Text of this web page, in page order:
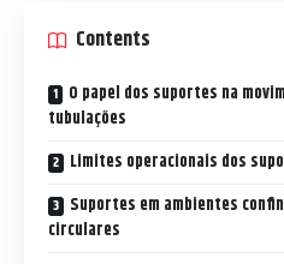
Contents
O papel dos suportes na
tubulações
Limites operacionais dos
Suportes em ambientes
circulares